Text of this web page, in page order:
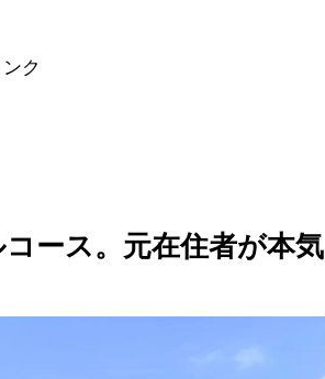
ク
コース。元在住者が本気